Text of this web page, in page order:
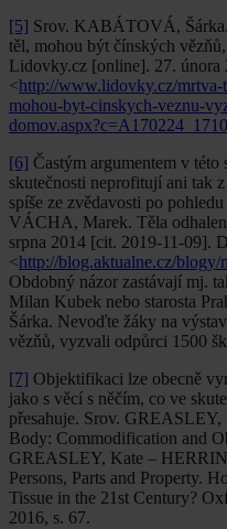
[5] Srov. KABÁTOVÁ,
těl, mohou být čínských
Lidovky.cz [online]. 27. února
<http://www.lidovky.cz/mrtva-
mohou-byt-cinskych-veznu-
[6] Častým argumentem v
skutečnosti neprofitují ani tak
spíše ze zvědavosti po
VÁCHA, Marek. Těla
srpna 2014 [cit. 2019-11-09].
<http://blog.aktualne.cz/
Obdobný názor zastávají mj.
Milan Kubek nebo starosta
Šárka. Nevoďte žáky na
vězňů, vyzvali odpůrci 1500
[7] Objektifikaci lze obecně
jako s věcí s něčím, co ve
přesahuje. Srov.
Body: Commodification and
GREASLEY, Kate –
Persons, Parts and Property.
Tissue in the 21st Century?
2016, s. 67.